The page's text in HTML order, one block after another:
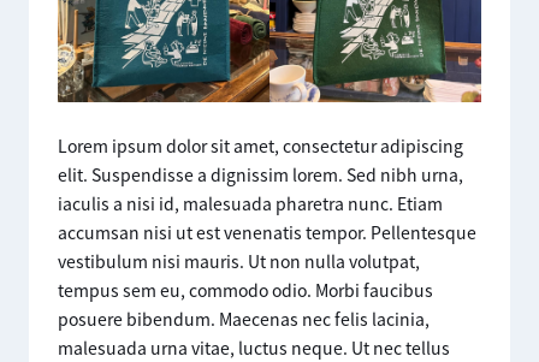
Lorem ipsum dolor sit amet, consectetur adipiscing
elit. Suspendisse a dignissim lorem. Sed nibh urna,
iaculis a nisi id, malesuada pharetra nunc. Etiam
accumsan nisi ut est venenatis tempor. Pellentesque
vestibulum nisi mauris. Ut non nulla volutpat,
tempus sem eu, commodo odio. Morbi faucibus
posuere bibendum. Maecenas nec felis lacinia,
malesuada urna vitae, luctus neque. Ut nec tellus